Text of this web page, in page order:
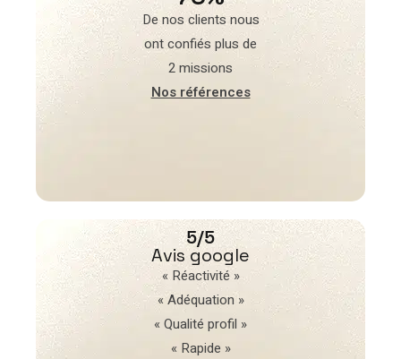
De nos clients nous
ont confiés plus de
2 missions
Nos références
5/5
Avis google
« Réactivité »
« Adéquation »
« Qualité profil »
« Rapide »